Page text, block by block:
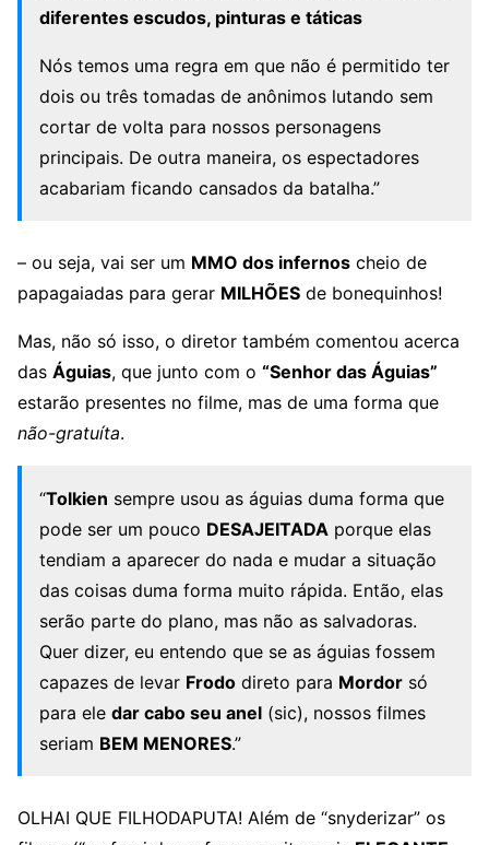
diferentes escudos, pinturas e táticas
Nós temos uma regra em que não é permitido ter
dois ou três tomadas de anônimos lutando sem
cortar de volta para nossos personagens
principais. De outra maneira, os espectadores
acabariam ficando cansados da batalha.”
– ou seja, vai ser um MMO dos infernos cheio de
papagaiadas para gerar MILHÕES de bonequinhos!
Mas, não só isso, o diretor também comentou acerca
das Águias, que junto com o “Senhor das Águias”
estarão presentes no filme, mas de uma forma que
não-gratuíta.
“Tolkien sempre usou as águias duma forma que
pode ser um pouco DESAJEITADA porque elas
tendiam a aparecer do nada e mudar a situação
das coisas duma forma muito rápida. Então, elas
serão parte do plano, mas não as salvadoras.
Quer dizer, eu entendo que se as águias fossem
capazes de levar Frodo direto para Mordor só
para ele dar cabo seu anel (sic), nossos filmes
seriam BEM MENORES.”
OLHAI QUE FILHODAPUTA! Além de “snyderizar” os